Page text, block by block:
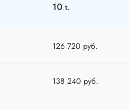
10 т.
126 720 руб.
138 240 руб.